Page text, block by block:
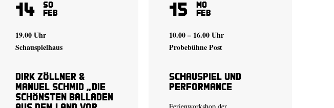
14 So
Feb
19.00 Uhr
Schauspielhaus
Dirk Zöllner &
Manuel Schmid „Die
schönsten Balladen
15 Mo
Feb
10.00 – 16.00 Uhr
Probebühne Post
Schauspiel und
Performance